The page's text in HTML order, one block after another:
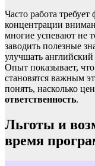
Часто работа
концентрации
многие успевают не
заводить полезные
улучшать
Опыт показывает,
становятся важным
понять, насколько
ответственность.
Льготы и
время